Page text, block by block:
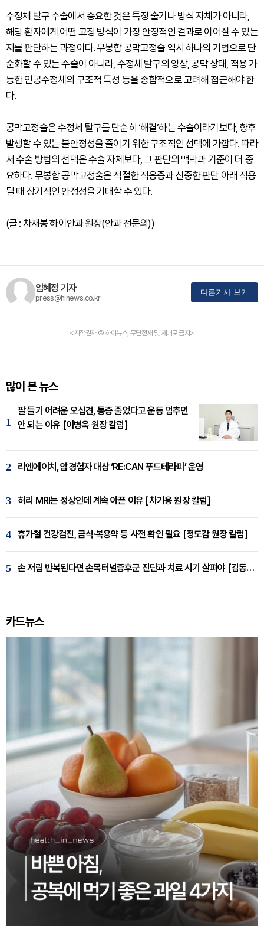
수정체 탈구 수술에서 중요한 것은 특정 술기나 방식 자체가 아니라,
해당 환자에게 어떤 고정 방식이 가장 안정적인 결과로 이어질 수 있는
지를 판단하는 과정이다. 무봉합 공막고정술 역시 하나의 기법으로 단
순화할 수 있는 수술이 아니라, 수정체 탈구의 양상, 공막 상태, 적용 가
능한 인공수정체의 구조적 특성 등을 종합적으로 고려해 접근해야 한
다.
공막고정술은 수정체 탈구를 단순히 ‘해결’하는 수술이라기보다, 향후
발생할 수 있는 불안정성을 줄이기 위한 구조적인 선택에 가깝다. 따라
서 수술 방법의 선택은 수술 자체보다, 그 판단의 맥락과 기준이 더 중
요하다. 무봉합 공막고정술은 적절한 적응증과 신중한 판단 아래 적용
될 때 장기적인 안정성을 기대할 수 있다.
(글 : 차재봉 하이안과 원장(안과 전문의))
임혜정 기자
press@hinews.co.kr
다른기사 보기
<저작권자 © 하이뉴스, 무단전재 및 재배포 금지>
많이 본 뉴스
1
팔 들기 어려운 오십견, 통증 줄었다고 운동 멈추면
안 되는 이유 [이병욱 원장 칼럼]
2 리엔에이치, 암경험자 대상 ‘RE:CAN 푸드테라피’ 운영
3 허리 MRI는 정상인데 계속 아픈 이유 [차기용 원장 칼럼]
4 휴가철 건강검진, 금식·복용약 등 사전 확인 필요 [정도감 원장 칼럼]
5 손 저림 반복된다면 손목터널증후군 진단과 치료 시기 살펴야 [김동현 원장 칼럼]
카드뉴스